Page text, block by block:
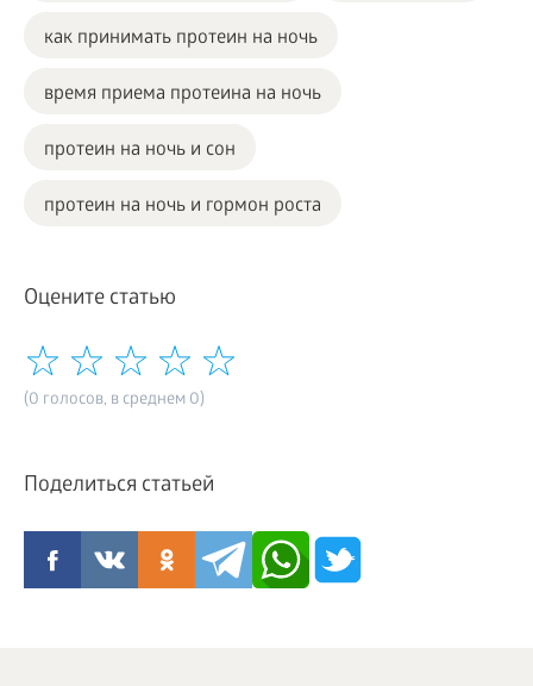
как принимать протеин на ночь
время приема протеина на ночь
протеин на ночь и сон
протеин на ночь и гормон роста
Оцените статью
(0 голосов, в среднем 0)
Поделиться статьей